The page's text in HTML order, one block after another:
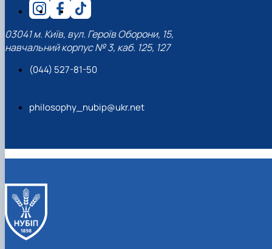
03041 м. Київ, вул. Героїв Оборони, 15,
навчальний корпус № 3, каб. 125, 127
(044) 527-81-50
philosophy_nubip@ukr.net